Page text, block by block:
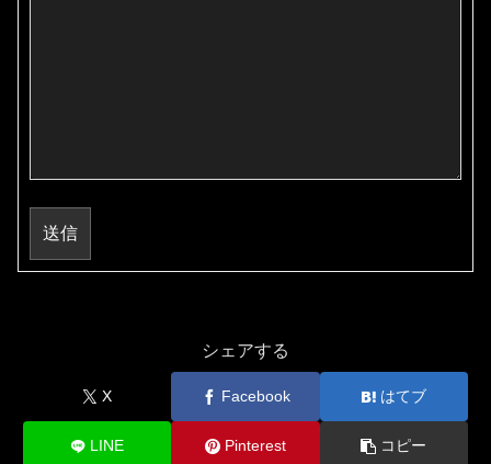
送信
シェアする
X Facebook はてブ
LINE Pinterest コピー